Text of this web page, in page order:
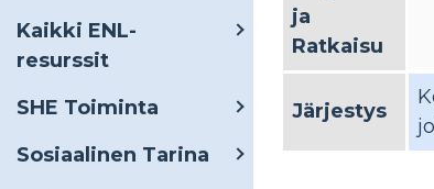
Kaikki ENL-
resurssit
SHE Toiminta
Sosiaalinen Tarina
ja
Ratkaisu
Järjestys